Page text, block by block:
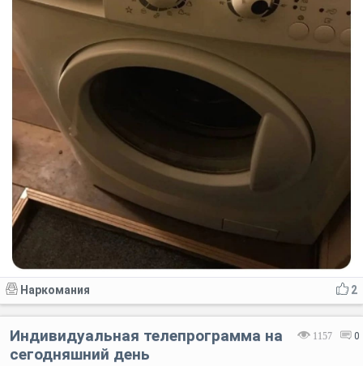
2
Наркомания
1157 0
Индивидуальная телепрограмма на
сегодняшний день